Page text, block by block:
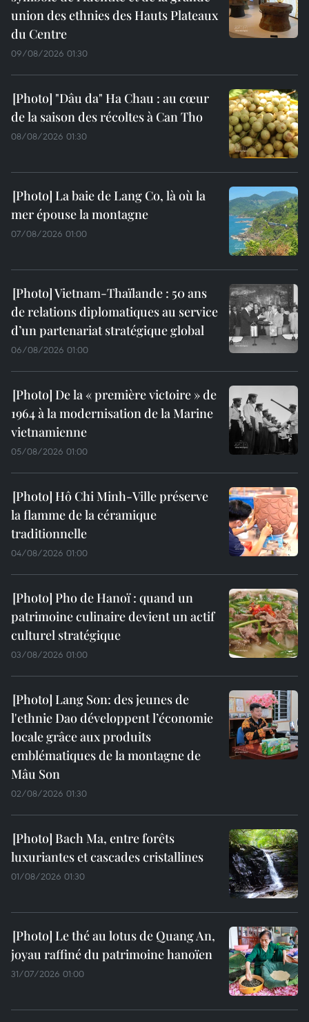
union des ethnies des Hauts Plateaux
du Centre
09/08/2026 01:30
"Dâu da" Ha Chau : au cœur
de la saison des récoltes à Can Tho
08/08/2026 01:30
La baie de Lang Co, là où la
mer épouse la montagne
07/08/2026 01:00
Vietnam-Thaïlande : 50 ans
de relations diplomatiques au service
d’un partenariat stratégique global
06/08/2026 01:00
De la « première victoire » de
1964 à la modernisation de la Marine
vietnamienne
05/08/2026 01:00
Hô Chi Minh-Ville préserve
la flamme de la céramique
traditionnelle
04/08/2026 01:00
Pho de Hanoï : quand un
patrimoine culinaire devient un actif
culturel stratégique
03/08/2026 01:00
Lang Son: des jeunes de
l'ethnie Dao développent l’économie
locale grâce aux produits
emblématiques de la montagne de
Mâu Son
02/08/2026 01:30
Bach Ma, entre forêts
luxuriantes et cascades cristallines
01/08/2026 01:30
Le thé au lotus de Quang An,
joyau raffiné du patrimoine hanoïen
31/07/2026 01:00